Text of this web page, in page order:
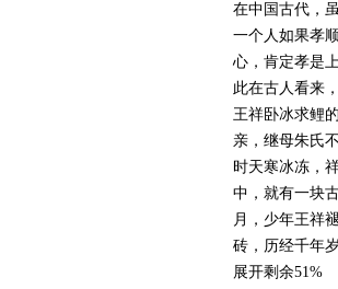
在中国古代，
一个人如果孝
心，肯定孝是
此在古人看来
王祥卧冰求鲤
亲，继母朱氏
时天寒冰冻，
中，就有一块
月，少年王祥
砖，历经千年
展开剩余51%